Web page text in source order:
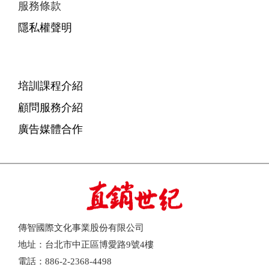
服務條款
隱私權聲明
培訓課程介紹
顧問服務介紹
廣告媒體合作
傳智國際文化事業股份有限公司
地址：台北市中正區博愛路9號4樓
電話：886-2-2368-4498